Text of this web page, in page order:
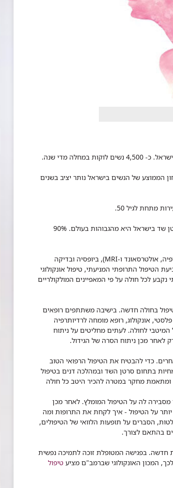
הממוצע של הנשים בישראל נותר יציב בשנים
מתחת לגיל 50.
4. בזכות הטיפולים והאבחונים המוקדמים, הישרדות החולות בסרטן שד בישראל היא מהגבוהות בעולם. 90%
5. הטיפול בסרטן השד ברמב"ם הוא רב תחומי וכולל אבחון (ממוגרפיה, אולטרסאונד ו-MRI), ביופסיה ובדיקה
הטיפול התרופתי המניעתי, טיפול אונקולוגי
נקבע לכל חולה על פי המאפיינים המולקולריים
בחולה חדשה. בישיבה משתתפים רופאים
אונקולוג, רופא מומחה לרדיותרפיה
המיטבי לחולה. לעתים מחליטים על ניתוח
לאחר מכן ניתוח הסרה של הגידול.
כדי להבטיח את הטיפול הרפואי הטוב
בתחום סרטן השד ובמהלכה דנים בטיפול
מחקר במטרה להכיר היטב כל חולה
לה על הטיפול המומלץ. לאחר מכן
על הטיפול - איך לקחת את התרופות ומה
הסברים על תופעות הלוואי של הטיפולים,
בהתאם לצורך.
חדשה. בפגישה המטופלת זוכה לתמיכה נפשית
המכון האונקולוגי שברמב"ם מציע טיפול